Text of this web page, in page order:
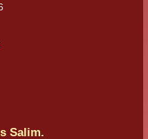
Salim.